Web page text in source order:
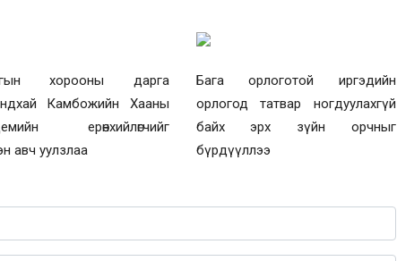
хорооны дарга
Камбожийн Хааны
ерөнхийлөгчийг
авч уулзлаа
Бага орлоготой иргэдийн
орлогод татвар ногдуулахгүй
байх эрх зүйн орчныг
бүрдүүллээ